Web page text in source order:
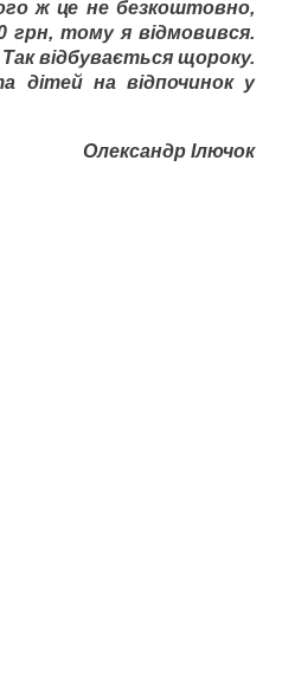
ж це не безкоштовно,
грн, тому я відмовився.
відбувається щороку.
дітей на відпочинок у
Олександр Ілючок